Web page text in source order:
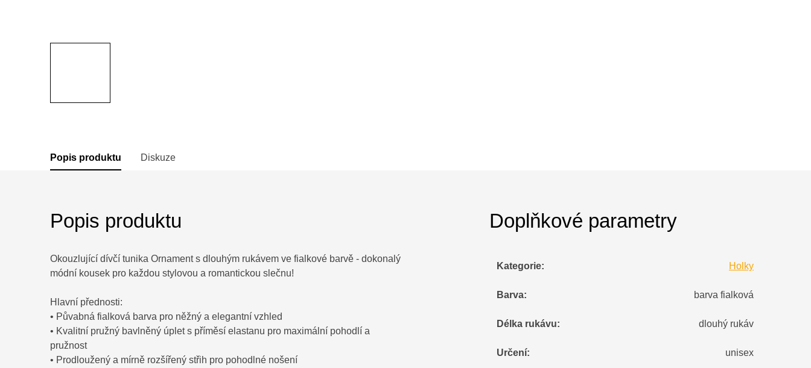
Popis produktu Diskuze
Popis produktu
Okouzlující dívčí tunika Ornament s dlouhým rukávem ve fialkové barvě - dokonalý
módní kousek pro každou stylovou a romantickou slečnu!
Hlavní přednosti:
• Půvabná fialková barva pro něžný a elegantní vzhled
• Kvalitní pružný bavlněný úplet s příměsí elastanu pro maximální pohodlí a
pružnost
• Prodloužený a mírně rozšířený střih pro pohodlné nošení
Doplňkové parametry
Kategorie: Holky
Barva: barva fialková
Délka rukávu: dlouhý rukáv
Určení: unisex